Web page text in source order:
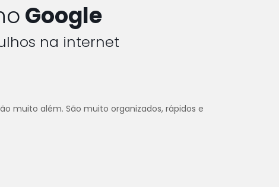
Google
na internet
muito além. São muito organizados, rápidos e